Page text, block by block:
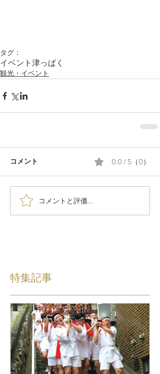
タグ：
イベント 津っぱく
観光・イベント
コメント 0.0 / 5（0）
コメントと評価...
特集記事